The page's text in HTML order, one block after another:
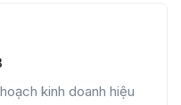
kinh doanh hiệu